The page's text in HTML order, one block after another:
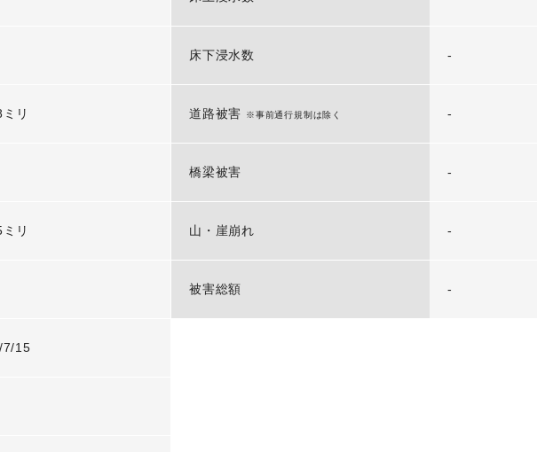
リ
リ
7/15
床下浸水数 -
道路被害 ※事前通行規制は除く -
橋梁被害 -
山・崖崩れ -
被害総額 -